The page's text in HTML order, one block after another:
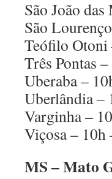
São João
São
Teófilo Otoni
Três Pontas
Uberaba –
Uberlândia –
Varginha –
Viçosa –
MS – Mato